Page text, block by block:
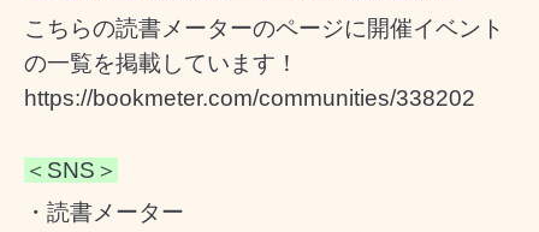
こちらの読書メーターのページに開催イベント
の一覧を掲載しています！
https://bookmeter.com/communities/338202
＜SNS＞
・読書メーター